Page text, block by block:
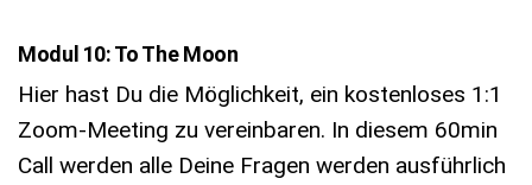
Modul 10: To The Moon
Hier hast Du die Möglichkeit, ein kostenloses 1:1
Zoom-Meeting zu vereinbaren. In diesem 60min
Call werden alle Deine Fragen werden ausführlich